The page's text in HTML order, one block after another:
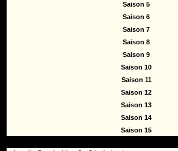
Saison 5
Saison 6
Saison 7
Saison 8
Saison 9
Saison 10
Saison 11
Saison 12
Saison 13
Saison 14
Saison 15